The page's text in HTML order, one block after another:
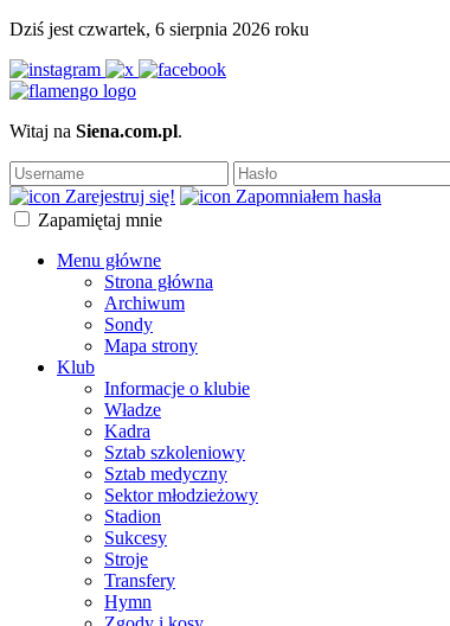
Dziś jest czwartek, 6 sierpnia 2026 roku
Witaj na Siena.com.pl.
Zarejestruj się!
Zapomniałem hasła
Zapamiętaj mnie
Menu główne
Strona główna
Archiwum
Sondy
Mapa strony
Klub
Informacje o klubie
Władze
Kadra
Sztab szkoleniowy
Sztab medyczny
Sektor młodzieżowy
Stadion
Sukcesy
Stroje
Transfery
Hymn